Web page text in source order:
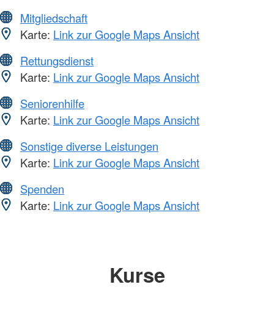
Mitgliedschaft
Karte: Link zur Google Maps Ansicht
Rettungsdienst
Karte: Link zur Google Maps Ansicht
Seniorenhilfe
Karte: Link zur Google Maps Ansicht
Sonstige diverse Leistungen
Karte: Link zur Google Maps Ansicht
Spenden
Karte: Link zur Google Maps Ansicht
Kurse